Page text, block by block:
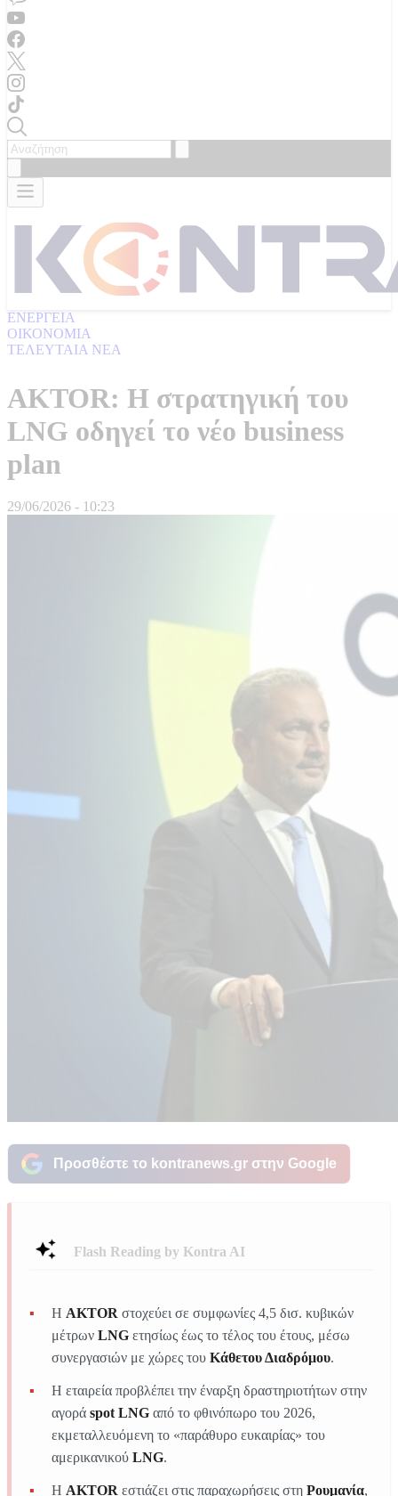
ΕΝΕΡΓΕΙΑ
ΟΙΚΟΝΟΜΙΑ
ΤΕΛΕΥΤΑΙΑ ΝΕΑ
AKTOR: Η στρατηγική του
LNG οδηγεί το νέο business
plan
29/06/2026 - 10:23
Προσθέστε το kontranews.gr στην Google
Flash Reading by Kontra AI
Η AKTOR στοχεύει σε συμφωνίες 4,5 δισ. κυβικών
μέτρων LNG ετησίως έως το τέλος του έτους, μέσω
συνεργασιών με χώρες του Κάθετου Διαδρόμου.
Η εταιρεία προβλέπει την έναρξη δραστηριοτήτων στην
αγορά spot LNG από το φθινόπωρο του 2026,
εκμεταλλευόμενη το «παράθυρο ευκαιρίας» του
αμερικανικού LNG.
Η AKTOR εστιάζει στις παραχωρήσεις στη Ρουμανία,